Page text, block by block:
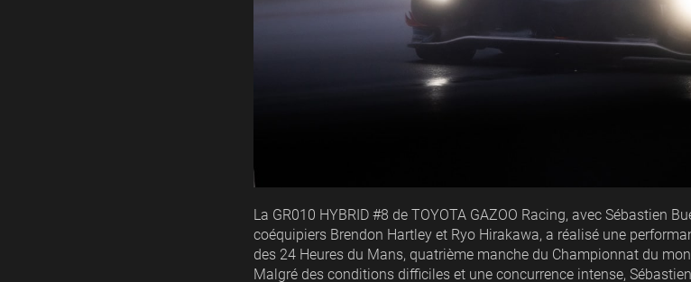
La GR010 HYBRID #8 de TOYOTA GAZOO Racing, avec Sébastien
coéquipiers Brendon Hartley et Ryo Hirakawa, a réalisé une
des 24 Heures du Mans, quatrième manche du Championnat du
Malgré des conditions difficiles et une concurrence intense,